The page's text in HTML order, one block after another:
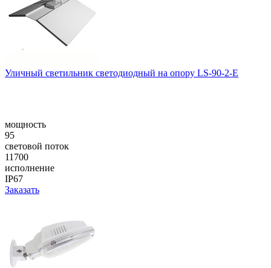
Уличный светильник светодиодный на опору LS-90-2-E
мощность
95
световой поток
11700
исполнение
IP67
Заказать